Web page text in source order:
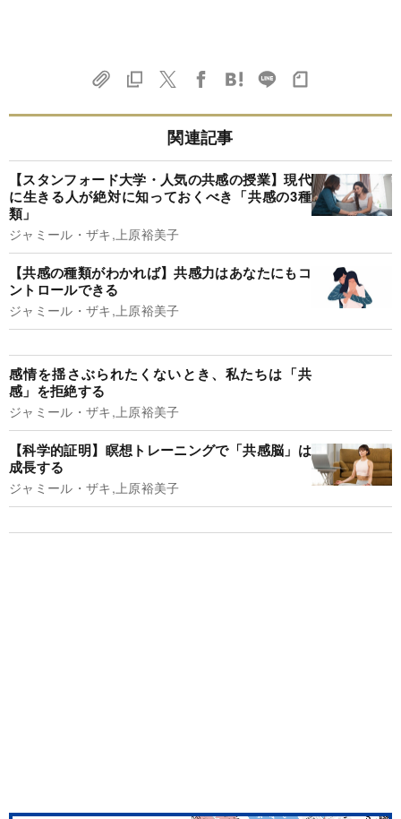
関連記事
【スタンフォード大学・人気の共感の授業】現代
に生きる人が絶対に知っておくべき「共感の3種
類」
ジャミール・ザキ,上原裕美子
【共感の種類がわかれば】共感力はあなたにもコ
ントロールできる
ジャミール・ザキ,上原裕美子
感情を揺さぶられたくないとき、私たちは「共
感」を拒絶する
ジャミール・ザキ,上原裕美子
【科学的証明】瞑想トレーニングで「共感脳」は
成長する
ジャミール・ザキ,上原裕美子